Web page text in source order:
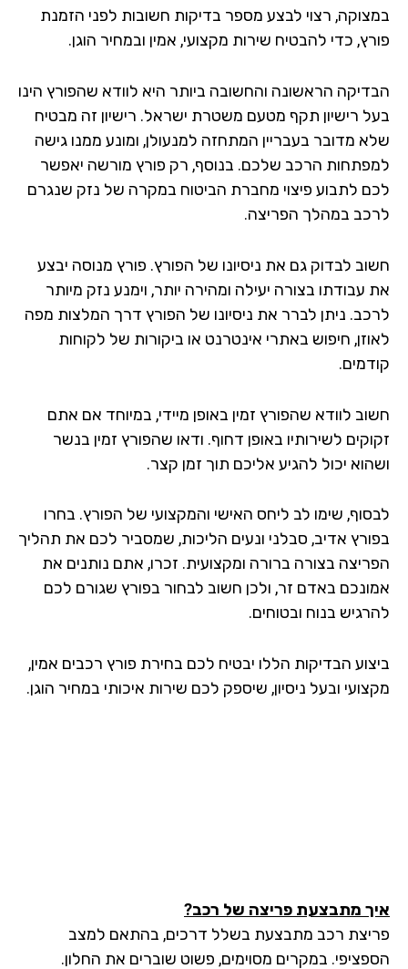
רצוי לבצע מספר בדיקות חשובות לפני הזמנת
כדי להבטיח שירות מקצועי, אמין ובמחיר הוגן.
הראשונה והחשובה ביותר היא לוודא שהפורץ הינו
רישיון תקף מטעם משטרת ישראל. רישיון זה מבטיח
מדובר בעבריין המתחזה למנעולן, ומונע ממנו גישה
הרכב שלכם. בנוסף, רק פורץ מורשה יאפשר
לתבוע פיצוי מחברת הביטוח במקרה של נזק שנגרם
במהלך הפריצה.
לבדוק גם את ניסיונו של הפורץ. פורץ מנוסה יבצע
עבודתו בצורה יעילה ומהירה יותר, וימנע נזק מיותר
ניתן לברר את ניסיונו של הפורץ דרך המלצות מפה
חיפוש באתרי אינטרנט או ביקורות של לקוחות
לוודא שהפורץ זמין באופן מיידי, במיוחד אם אתם
לשירותיו באופן דחוף. ודאו שהפורץ זמין בנשר
יכול להגיע אליכם תוך זמן קצר.
שימו לב ליחס האישי והמקצועי של הפורץ. בחרו
אדיב, סבלני ונעים הליכות, שמסביר לכם את תהליך
בצורה ברורה ומקצועית. זכרו, אתם נותנים את
באדם זר, ולכן חשוב לבחור בפורץ שגורם לכם
בנוח ובטוחים.
הבדיקות הללו יבטיח לכם בחירת פורץ רכבים אמין,
ובעל ניסיון, שיספק לכם שירות איכותי במחיר הוגן.
מתבצעת פריצה של רכב?
רכב מתבצעת בשלל דרכים, בהתאם למצב
במקרים מסוימים, פשוט שוברים את החלון.